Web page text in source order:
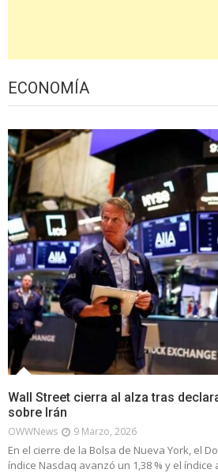
ECONOMÍA
Wall Street cierra al alza tras
sobre Irán
OWWNews 9 Marzo, 2026
En el cierre de la Bolsa de Nueva York, el
índice Nasdaq avanzó un 1,38 % y el índice